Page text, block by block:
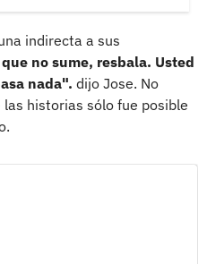
indirecta a sus
no sume, resbala. Usted
nada". dijo Jose. No
historias sólo fue posible